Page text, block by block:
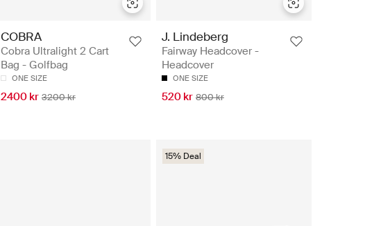
COBRA
Cobra Ultralight 2 Cart
Bag - Golfbag
ONE SIZE
2400 kr 3200 kr
J. Lindeberg
Fairway Headcover -
Headcover
ONE SIZE
520 kr 800 kr
15% Deal